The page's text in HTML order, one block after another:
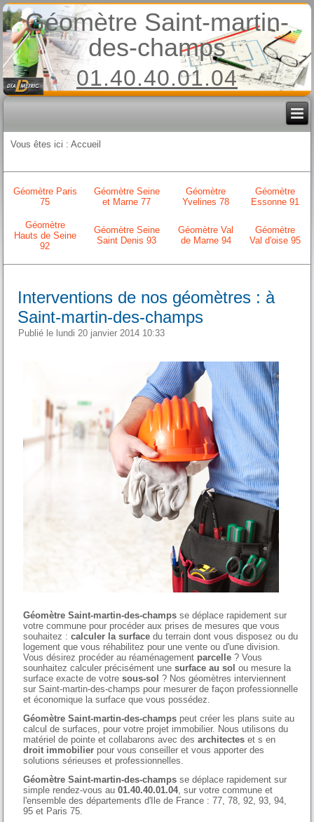
Géomètre Saint-martin-
des-champs
01.40.40.01.04
Vous êtes ici :Accueil
Géomètre Paris
75
Géomètre Seine
et Marne 77
Géomètre
Yvelines 78
Géomètre
Essonne 91
Géomètre
Hauts de Seine
92
Géomètre Seine
Saint Denis 93
Géomètre Val
de Marne 94
Géomètre
Val d'oise 95
Interventions de nos géomètres : à
Saint-martin-des-champs
Publié le lundi 20 janvier 2014 10:33
Géomètre Saint-martin-des-champs se déplace rapidement sur
votre commune pour procéder aux prises de mesures que vous
souhaitez :calculer la surface du terrain dont vous disposez ou du
logement que vous réhabilitez pour une vente ou d'une division.
Vous désirez procéder au réaménagement parcelle ? Vous
sounhaitez calculer précisément unesurface au sol ou mesure la
surface exacte de votresous-sol ? Nos géomètres interviennent
sur Saint-martin-des-champs pour mesurer de façon professionnelle
et économique la surface que vous possédez.
Géomètre Saint-martin-des-champs peut créer les plans suite au
calcul de surfaces, pour votre projet immobilier. Nous utilisons du
matériel de pointe et collabarons avec desarchitectes et s en
droit immobilier pour vous conseiller et vous apporter des
solutions sérieuses et professionnelles.
Géomètre Saint-martin-des-champs se déplace rapidement sur
simple rendez-vous au01.40.40.01.04, sur votre commune et
l'ensemble des départements d'Ile de France : 77, 78, 92, 93, 94,
95 et Paris 75.